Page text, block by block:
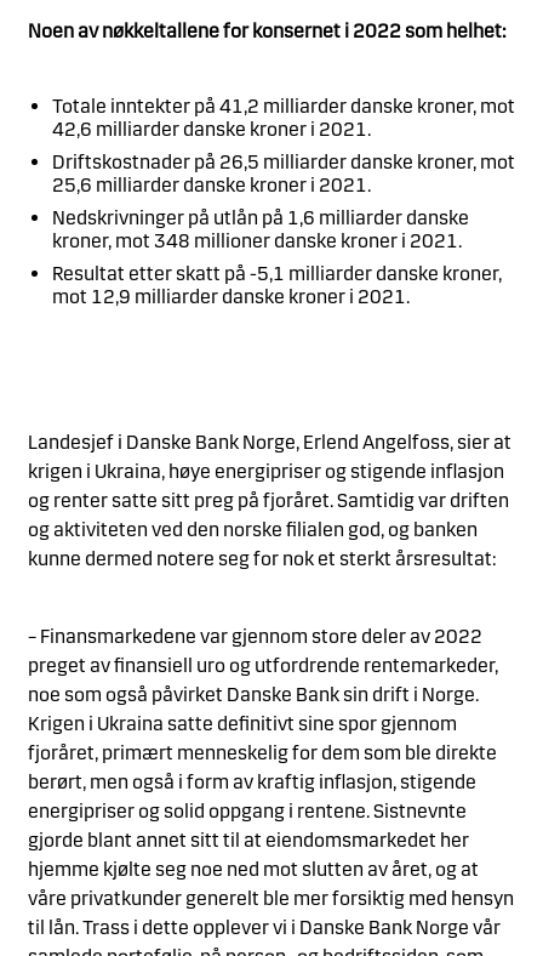
Noen av nøkkeltallene for konsernet i 2022 som helhet:
Totale inntekter på 41,2 milliarder danske kroner, mot
42,6 milliarder danske kroner i 2021.
Driftskostnader på 26,5 milliarder danske kroner, mot
25,6 milliarder danske kroner i 2021.
Nedskrivninger på utlån på 1,6 milliarder danske
kroner, mot 348 millioner danske kroner i 2021.
Resultat etter skatt på -5,1 milliarder danske kroner,
mot 12,9 milliarder danske kroner i 2021.
Landesjef i Danske Bank Norge, Erlend Angelfoss, sier at
krigen i Ukraina, høye energipriser og stigende inflasjon
og renter satte sitt preg på fjoråret. Samtidig var driften
og aktiviteten ved den norske filialen god, og banken
kunne dermed notere seg for nok et sterkt årsresultat:
– Finansmarkedene var gjennom store deler av 2022
preget av finansiell uro og utfordrende rentemarkeder,
noe som også påvirket Danske Bank sin drift i Norge.
Krigen i Ukraina satte definitivt sine spor gjennom
fjoråret, primært menneskelig for dem som ble direkte
berørt, men også i form av kraftig inflasjon, stigende
energipriser og solid oppgang i rentene. Sistnevnte
gjorde blant annet sitt til at eiendomsmarkedet her
hjemme kjølte seg noe ned mot slutten av året, og at
våre privatkunder generelt ble mer forsiktig med hensyn
til lån. Trass i dette opplever vi i Danske Bank Norge vår